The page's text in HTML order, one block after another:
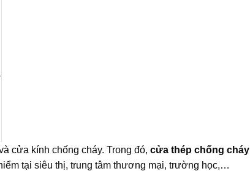
cửa kính chống cháy. Trong đó, cửa thép chống cháy
tại siêu thị, trung tâm thương mại, trường học,…